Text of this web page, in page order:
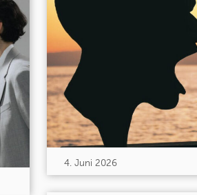
4. Juni 2026